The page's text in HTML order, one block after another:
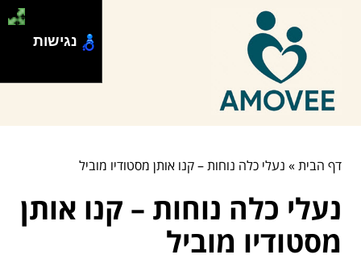
דף הבית» נעלי כלה נוחות – קנו אותן מסטודיו מוביל
נעלי כלה נוחות – קנו אותן
מסטודיו מוביל
נגישות